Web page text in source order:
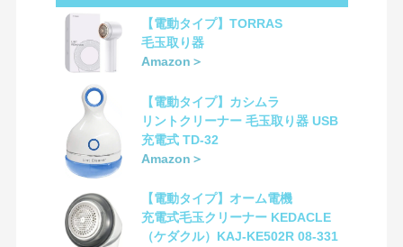
【電動タイプ】TORRAS
毛玉取り器
Amazon＞
【電動タイプ】カシムラ
リントクリーナー 毛玉取り器 USB
充電式 TD-32
Amazon＞
【電動タイプ】オーム電機
充電式毛玉クリーナー KEDACLE
（ケダクル）KAJ-KE502R 08-331